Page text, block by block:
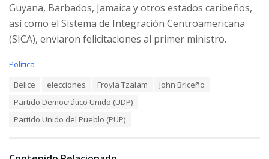
Guyana, Barbados, Jamaica y otros estados caribeños,
así como el Sistema de Integración Centroamericana
(SICA), enviaron felicitaciones al primer ministro.
C
Política
Belice elecciones Froyla Tzalam
John Briceño
Partido Democrático Unido (UDP)
Partido Unido del Pueblo (PUP)